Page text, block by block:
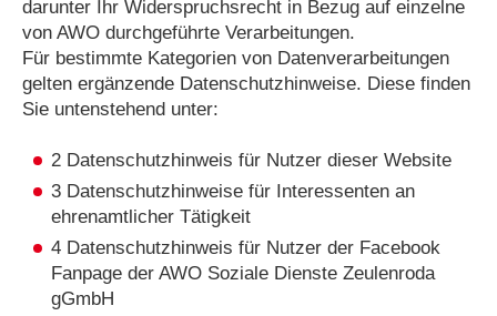
darunter Ihr Widerspruchsrecht in Bezug auf einzelne
von AWO durchgeführte Verarbeitungen.
Für bestimmte Kategorien von Datenverarbeitungen
gelten ergänzende Datenschutzhinweise. Diese finden
Sie untenstehend unter:
2 Datenschutzhinweis für Nutzer dieser Website
3 Datenschutzhinweise für Interessenten an
ehrenamtlicher Tätigkeit
4 Datenschutzhinweis für Nutzer der Facebook
Fanpage der AWO Soziale Dienste Zeulenroda
gGmbH